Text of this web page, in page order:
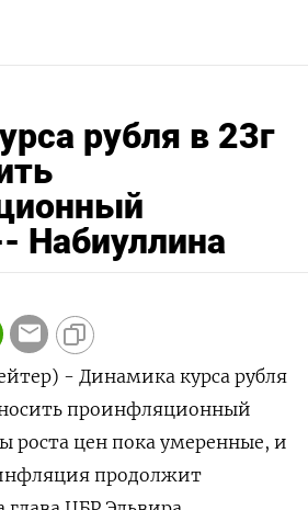
рубля в 23г
Набиуллина
- Динамика курса рубля
носить проинфляционный
роста цен пока умеренные, и
продолжит